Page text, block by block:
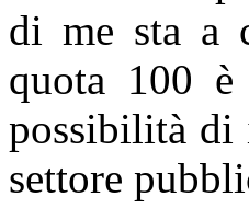
di me sta a
quota 100 è
possibilità di
settore